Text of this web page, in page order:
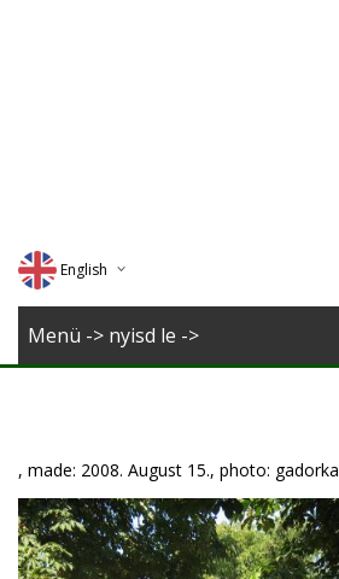
English
Deutsch
Menü -> nyisd le ->
, made: 2008. August 15., photo: gadorka